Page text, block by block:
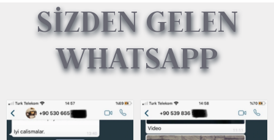
SİZDEN GELEN
WHATSAPP